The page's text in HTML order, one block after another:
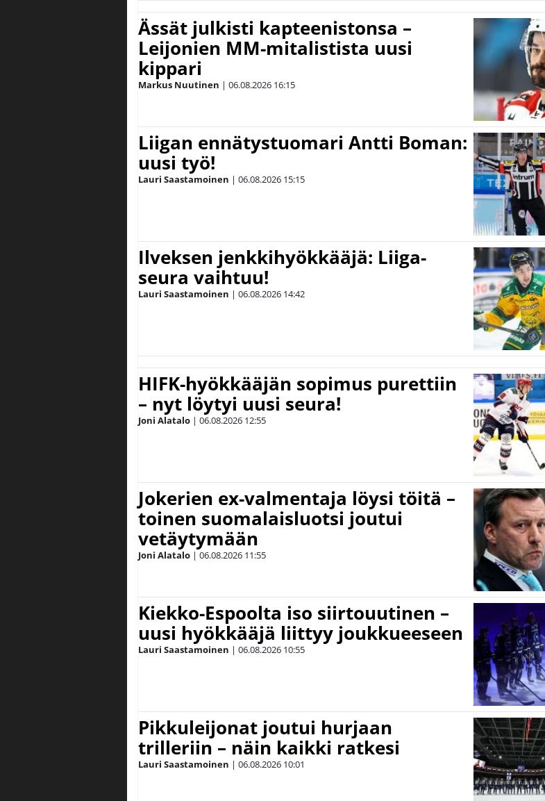
Ässät julkisti kapteenistonsa –
Leijonien MM-mitalistista uusi
kippari
Markus Nuutinen | 06.08.2026 16:15
Liigan ennätystuomari Antti Boman:
uusi työ!
Lauri Saastamoinen | 06.08.2026 15:15
Ilveksen jenkkihyökkääjä: Liiga-
seura vaihtuu!
Lauri Saastamoinen | 06.08.2026 14:42
HIFK-hyökkääjän sopimus purettiin
– nyt löytyi uusi seura!
Joni Alatalo | 06.08.2026 12:55
Jokerien ex-valmentaja löysi töitä –
toinen suomalaisluotsi joutui
vetäytymään
Joni Alatalo | 06.08.2026 11:55
Kiekko-Espoolta iso siirtouutinen –
uusi hyökkääjä liittyy joukkueeseen
Lauri Saastamoinen | 06.08.2026 10:55
Pikkuleijonat joutui hurjaan
trilleriin – näin kaikki ratkesi
Lauri Saastamoinen | 06.08.2026 10:01